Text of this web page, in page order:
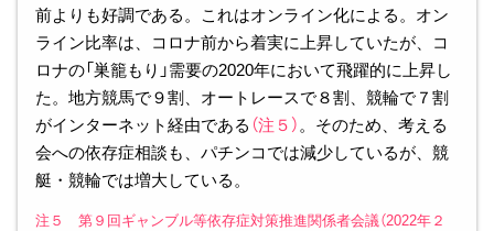
前よりも好調である。これはオンライン化による。オン
ライン比率は、コロナ前から着実に上昇していたが、コ
ロナの「巣籠もり」需要の2020年において飛躍的に上昇し
た。地方競馬で９割、オートレースで８割、競輪で７割
がインターネット経由である （注５）。そのため、考える
会への依存症相談も、パチンコでは減少しているが、競
艇・競輪では増大している。
注５ 第９回ギャンブル等依存症対策推進関係者会議（2022年２